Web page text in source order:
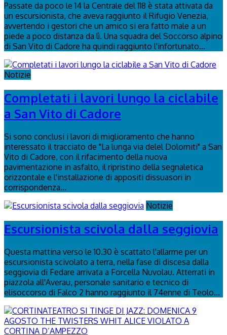
Passate da poco le 14 la Centrale del 118 è stata attivata da
un escursionista, che aveva raggiunto il Rifugio Venezia,
avvertendo i gestori che un amico si era fatto male a un
piede a poco distanza da lì. Una squadra del Soccorso alpino
di San Vito di Cadore ha quindi raggiunto l'infortunato...
Notizie
Completati i lavori lungo la ciclabile
a San Vito di Cadore
Si sono conclusi i lavori di miglioramento che hanno
interessato il tracciato de "La lunga via delel Dolomiti" a San
Vito di Cadore, con il rifacimento della nuova
pavimentazione in asfalto, il ripristino della segnaletica
orizzontale e l'installazione di appositi dissuasori in
corrispondenza...
Notizie
Escursionista scivola dalla seggiovia
Questa mattina verso le 10.30 è scattato l'allarme per un
escursionista scivolato a terra, nella fase di discesa dalla
seggiovia di Fedare arrivata a Forcella Nuvolau. Atterrati in
piazzola all'Averau, personale sanitario e tecnico di
elisoccorso di Falco 2 hanno raggiunto il 74enne di Teolo...